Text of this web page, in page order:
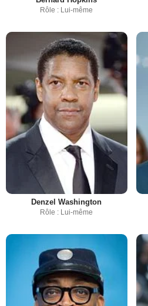
Rôle : Lui-même
Denzel Washington
Rôle : Lui-même